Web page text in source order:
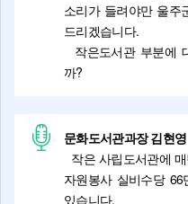
소리가 들려야만 울주
드리겠습니다.
작은도서관 부분에
까?
문화도서관과장 김현영
작은 사립도서관에
자원봉사 실비수당
있습니다.